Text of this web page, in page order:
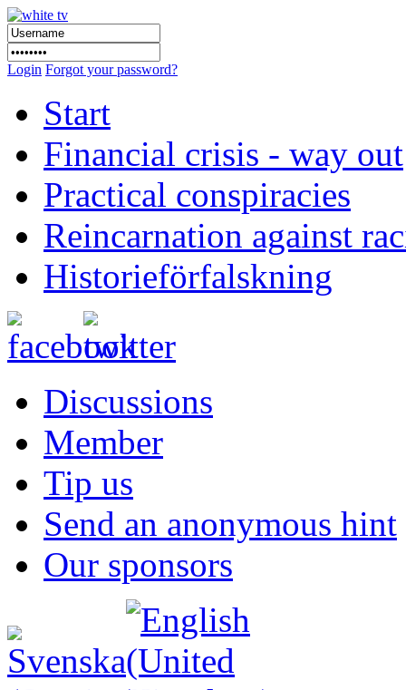
Login Forgot your password?
Start
Financial crisis - way out
Practical conspiracies
Reincarnation against
Historieförfalskning
Discussions
Member
Tip us
Send an anonymous hint
Our sponsors